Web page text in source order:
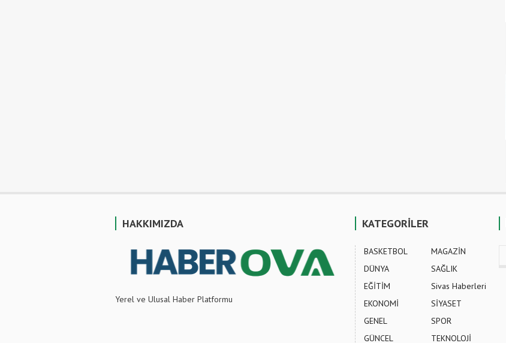
HAKKIMIZDA
Yerel ve Ulusal Haber Platformu
KATEGORİLER
BASKETBOL
DÜNYA
EĞİTİM
EKONOMİ
GENEL
GÜNCEL
MAGAZİN
SAĞLIK
Sivas Haberleri
SİYASET
SPOR
TEKNOLOJİ